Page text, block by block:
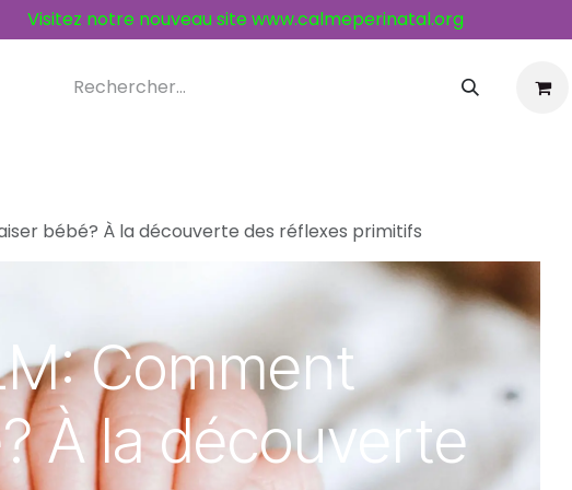
Visitez notre nouveau site www.calmeperinatal.org
bébé? À la découverte des réflexes primitifs
Comment
À la découverte